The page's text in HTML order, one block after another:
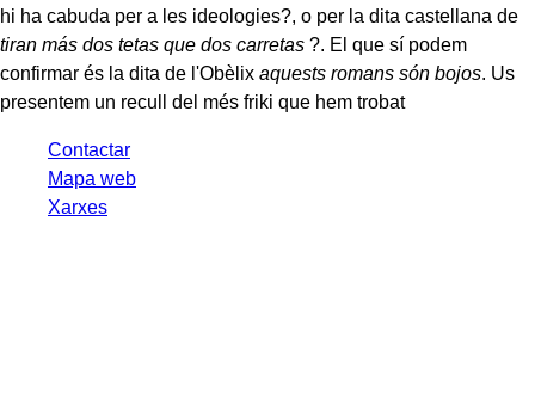
hi ha cabuda per a les ideologies?, o per la dita castellana de
tiran más dos tetas que dos carretas ?. El que sí­ podem
confirmar és la dita de l'Obèlix aquests romans són bojos. Us
presentem un recull del més friki que hem trobat
Contactar
Mapa web
Xarxes